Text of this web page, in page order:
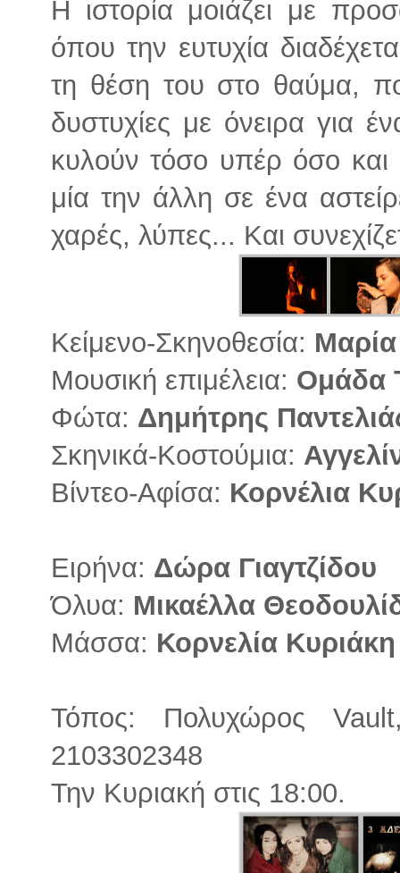
Η ιστορία μοιάζει με
όπου την ευτυχία
τη θέση του στο θαύμα,
δυστυχίες με όνειρα για
κυλούν τόσο υπέρ όσο και
μία την άλλη σε ένα
χαρές, λύπες... Και
Κείμενο-Σκηνοθεσία:
Μουσική επιμέλεια: Ομάδα
Φώτα: Δημήτρης
Σκηνικά-Κοστούμια:
Βίντεο-Αφίσα: Κορνέλια
Ειρήνα: Δώρα Γιαγτζίδου
Όλυα: Μικαέλλα
Μάσσα: Κορνελία Κυριάκη
Τόπος: Πολυχώρος
2103302348
Την Κυριακή στις 18:00.